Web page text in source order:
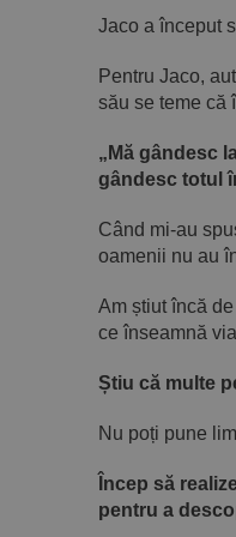
Jaco a început
Pentru Jaco,
său se teme că
„Mă gândesc
gândesc totul
Când mi-au
oamenii nu au
Am știut încă
ce înseamnă
Știu că multe
Nu poți pune
Încep să
pentru a